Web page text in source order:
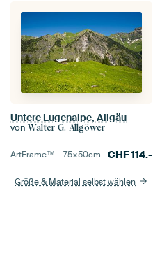
Untere Lugenalpe, Allgäu
von Walter G. Allgöwer
ArtFrame™ –75×50cm CHF114.-
Größe & Material selbst wählen